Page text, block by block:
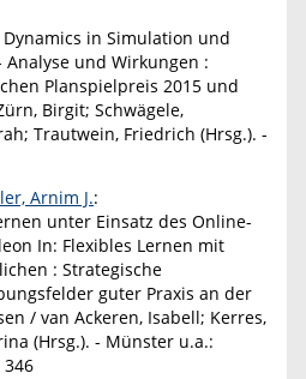
in Simulation und
und Wirkungen :
Planspielpreis 2015 und
Birgit; Schwägele,
Trautwein, Friedrich (Hrsg.). -
Arnim J.:
unter Einsatz des Online-
In: Flexibles Lernen mit
: Strategische
guter Praxis an der
/ van Ackeren, Isabell; Kerres,
(Hrsg.). - Münster u.a.:
346